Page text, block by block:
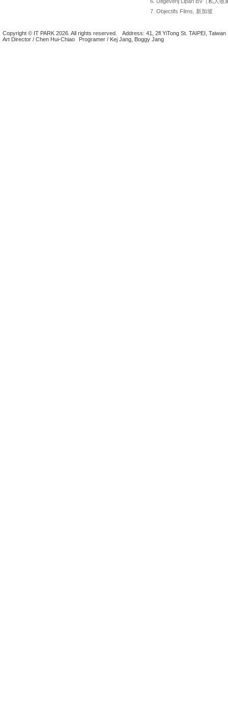
7. Objectifs Films, 新加坡
Copyright © IT PARK 2026. All rights reserved.
Address: 41, 2fl YiTong St. TAIPEI, Taiwan
Art Director / Chen Hui-Chiao
Programer / Kej Jang, Boggy Jang